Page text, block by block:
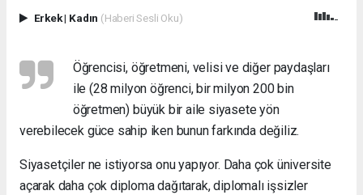
Erkek| Kadın (Haberi Sesli Oku)
Öğrencisi, öğretmeni, velisi ve diğer paydaşları
ile (28 milyon öğrenci, bir milyon 200 bin
öğretmen) büyük bir aile siyasete yön
verebilecek güce sahip iken bunun farkında değiliz.
Siyasetçiler ne istiyorsa onu yapıyor. Daha çok üniversite
açarak daha çok diploma dağıtarak, diplomalı işsizler